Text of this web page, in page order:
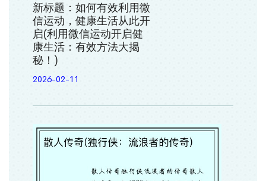
新标题：如何有效利用微
信运动，健康生活从此开
启(利用微信运动开启健
康生活：有效方法大揭
秘！)
2026-02-11